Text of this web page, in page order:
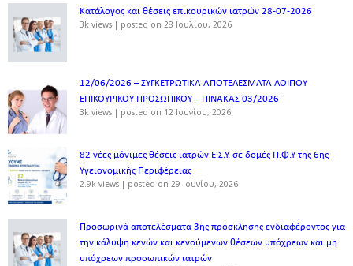
Κατάλογος και θέσεις επικουρικών ιατρών 28-07-2026
3k views | posted on 28 Ιουλίου, 2026
12/06/2026 – ΣΥΓΚΕΤΡΩΤΙΚΑ ΑΠΟΤΕΛΕΣΜΑΤΑ ΛΟΙΠΟΥ
ΕΠΙΚΟΥΡΙΚΟΥ ΠΡΟΣΩΠΙΚΟΥ – ΠΙΝΑΚΑΣ 03/2026
3k views | posted on 12 Ιουνίου, 2026
82 νέες μόνιμες θέσεις ιατρών Ε.Σ.Υ. σε δομές Π.Φ.Υ της 6ης
Υγειονομικής Περιφέρειας
2.9k views | posted on 29 Ιουνίου, 2026
Προσωρινά αποτελέσματα 3ης πρόσκλησης ενδιαφέροντος για
την κάλυψη κενών και κενούμενων θέσεων υπόχρεων και μη
υπόχρεων προσωπικών ιατρών